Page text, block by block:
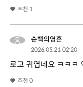
추천 1
순백의영혼
2026.05.21 02:20
로고 귀엽네요 ㅋㅋㅋ
추천 0